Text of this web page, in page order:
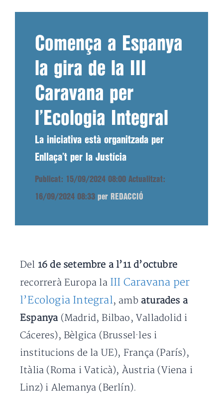
Comença a Espanya
la gira de la III
Caravana per
l’Ecologia Integral
La iniciativa està organitzada per
Enllaça’t per la Justícia
Publicat: 15/09/2024 08:00 Actualitzat:
16/09/2024 08:33 per REDACCIÓ
Del 16 de setembre a l’11 d’octubre
recorrerà Europa la III Caravana per
l’Ecologia Integral, amb aturades a
Espanya(Madrid, Bilbao, Valladolid i
Cáceres), Bèlgica (Brussel·les i
institucions de la UE), França (París),
Itàlia (Roma i Vaticà), Àustria (Viena i
Linz) i Alemanya (Berlín).